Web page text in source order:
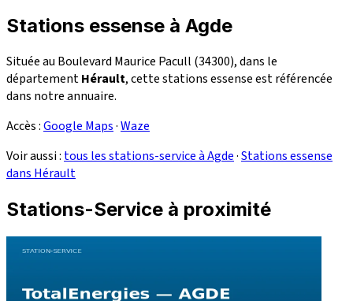
Stations essense à Agde
Située au Boulevard Maurice Pacull (34300), dans le
départementHérault, cette stations essense est référencée
dans notre annuaire.
Accès :Google Maps·Waze
Voir aussi : tous les stations-service à Agde·Stations essense
dans Hérault
Stations-Service à proximité